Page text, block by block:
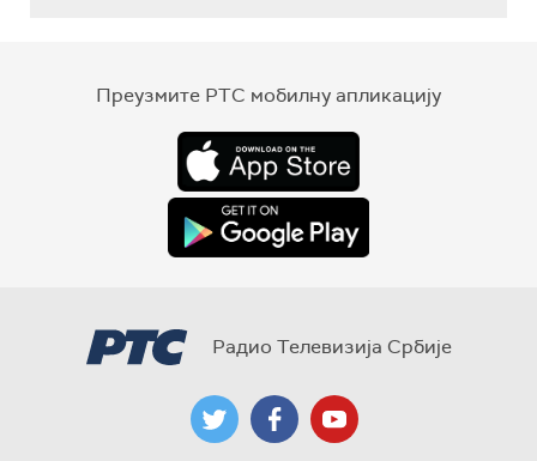
Преузмите РТС мобилну апликацију
Радио Телевизија Србије